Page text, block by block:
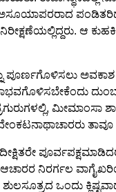
ಆ
ಮೀಮಾಂಸಾ
ನಿರರ್ಗಲ
ಒಂದು